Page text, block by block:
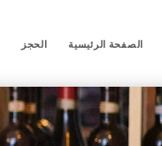
الصفحة الرئيسية الحجز